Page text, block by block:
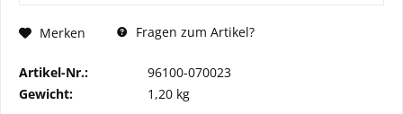
Merken Fragen zum Artikel?
Artikel-Nr.:
96100-070023
Gewicht:
1,20 kg